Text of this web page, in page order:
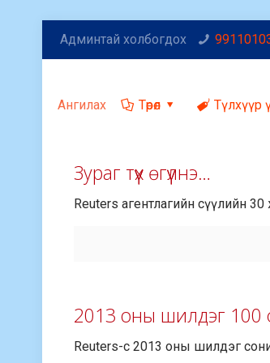
Админтай холбогдох
Ангилах Төрөл Түлхүүр
Зураг түүх өгүүлнэ…
Reuters агентлагийн сүүлийн
2013 оны шилдэг 100
Reuters-с 2013 оны шилдэг